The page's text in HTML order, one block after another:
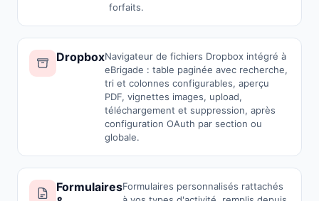
forfaits.
DropboxNavigateur de fichiers Dropbox intégré à
eBrigade : table paginée avec recherche,
tri et colonnes configurables, aperçu
PDF, vignettes images, upload,
téléchargement et suppression, après
configuration OAuth par section ou
globale.
FormulairesFormulaires personnalisés rattachés